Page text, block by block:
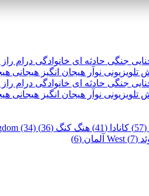
جنگی حادثه ای خانوادگی درام راز
تلویزیونی نوآر هیجان انگیز هیجانی
جنگی حادثه ای خانوادگی درام راز
تلویزیونی نوآر هیجان انگیز هیجانی
کانادا (41) هنگ کنگ (36) (34)
(7)
West آلمان (6)